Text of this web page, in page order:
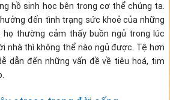
hồ sinh học bên trong cơ thể chúng ta.
đến tình trạng sức khoẻ của những
họ thường cảm thấy buồn ngủ trong lúc
nhà thì không thể nào ngủ được. Tệ hơn
dẫn đến những vấn đề về tiêu hoá, tim